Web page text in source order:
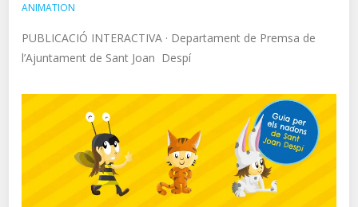
ANIMATION
PUBLICACIÓ INTERACTIVA · Departament de Premsa de
l’Ajuntament de Sant Joan Despí